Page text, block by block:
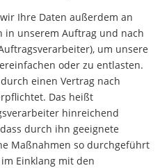
Ihre Daten außerdem an
in unserem Auftrag und nach
um unsere
oder zu entlasten.
einen Vertrag nach
Das heißt
hinreichend
durch ihn geeignete
Maßnahmen so durchgeführt
Einklang mit den